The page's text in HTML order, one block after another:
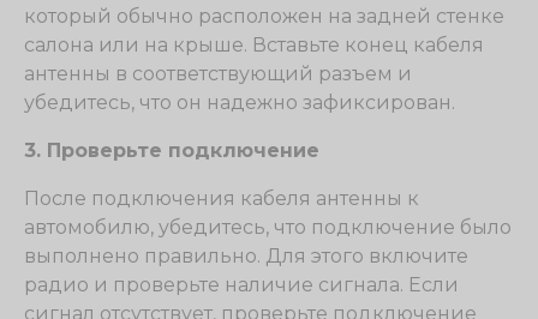
который обычно расположен на задней стенке
салона или на крыше. Вставьте конец кабеля
антенны в соответствующий разъем и
убедитесь, что он надежно зафиксирован.
3. Проверьте подключение
После подключения кабеля антенны к
автомобилю, убедитесь, что подключение было
выполнено правильно. Для этого включите
радио и проверьте наличие сигнала. Если
сигнал отсутствует, проверьте подключение